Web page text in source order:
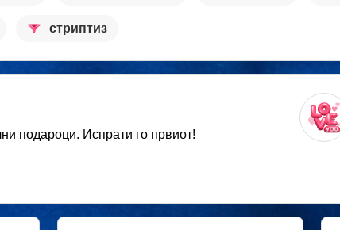
стриптиз
подароци. Испрати го првиот!